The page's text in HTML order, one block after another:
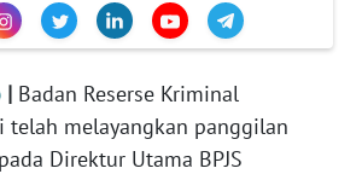
| Badan Reserse Kriminal
telah melayangkan panggilan
Direktur Utama BPJS